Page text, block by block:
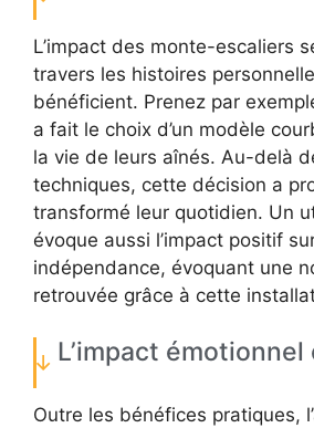
L’impact des monte-escaliers
travers les histoires
bénéficient. Prenez par
a fait le choix d’un modèle
la vie de leurs aînés. Au-delà
techniques, cette décision a
transformé leur quotidien. Un
évoque aussi l’impact positif
indépendance, évoquant une
retrouvée grâce à cette
L’impact émotionnel
Outre les bénéfices pratiques,